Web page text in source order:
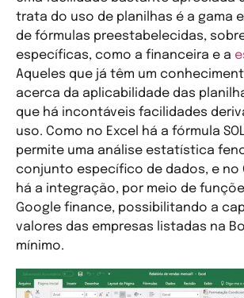
trata do uso de planilhas é a gama
de fórmulas preestabelecidas,
específicas, como a financeira e a
Aqueles que já têm um
acerca da aplicabilidade das
que há incontáveis facilidades
uso. Como no Excel há a fórmula
permite uma análise estatística
conjunto específico de dados, e no
há a integração, por meio de
Google finance, possibilitando a
valores das empresas listadas na
mínimo.